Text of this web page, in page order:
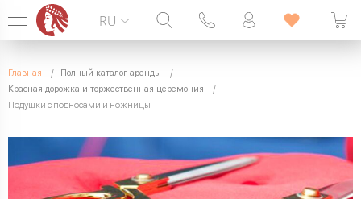
099 338 00 22
RU
Главная
Полный каталог аренды
Красная дорожка и торжественная церемония
Подушки с подносами и ножницы